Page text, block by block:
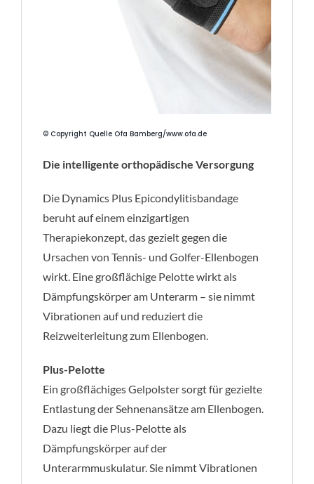
© Copyright Quelle Ofa Bamberg/www.ofa.de
Die intelligente orthopädische Versorgung
Die Dynamics Plus Epicondylitisbandage
beruht auf einem einzigartigen
Therapiekonzept, das gezielt gegen die
Ursachen von Tennis- und Golfer-Ellenbogen
wirkt. Eine großflächige Pelotte wirkt als
Dämpfungskörper am Unterarm – sie nimmt
Vibrationen auf und reduziert die
Reizweiterleitung zum Ellenbogen.
Plus-Pelotte
Ein großflächiges Gelpolster sorgt für gezielte
Entlastung der Sehnenansätze am Ellenbogen.
Dazu liegt die Plus-Pelotte als
Dämpfungskörper auf der
Unterarmmuskulatur. Sie nimmt Vibrationen